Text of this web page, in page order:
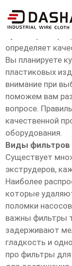
купить
определяет
Вы планируете
пластиковых
внимание при
поможем вам
вопросе.
качественной
оборудования.
Виды фильтров
Существует
экструдеров,
Наиболее
которые
поломки
важны фильтры
задерживают
гладкость и
про фильтры